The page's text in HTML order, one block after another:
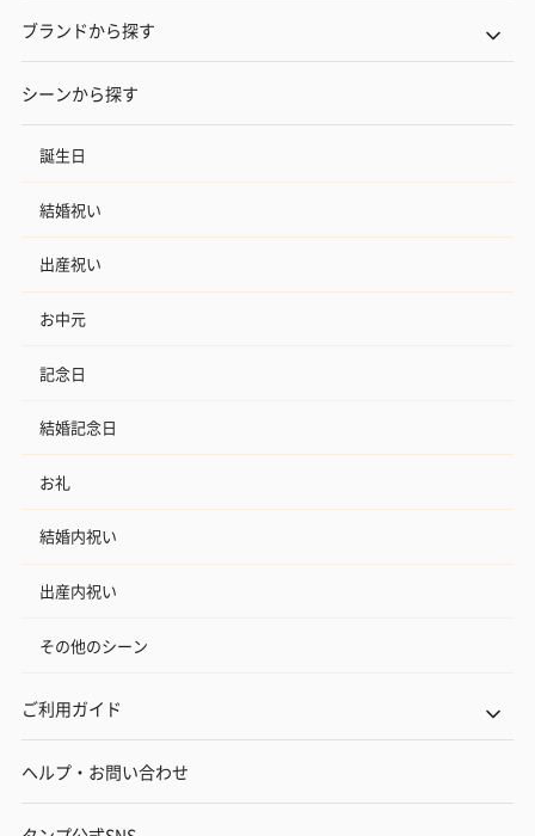
ブランドから探す
シーンから探す
誕生日
結婚祝い
出産祝い
お中元
記念日
結婚記念日
お礼
結婚内祝い
出産内祝い
その他のシーン
ご利用ガイド
ヘルプ・お問い合わせ